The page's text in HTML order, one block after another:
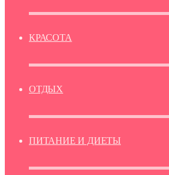
КРАСОТА
ОТДЫХ
ПИТАНИЕ И ДИЕТЫ